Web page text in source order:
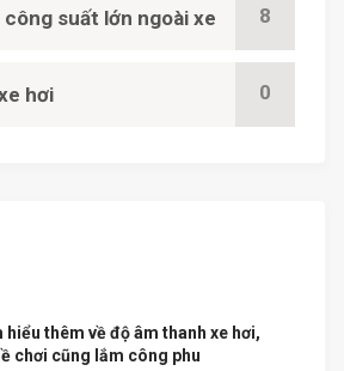
suất lớn ngoài xe 8
hơi 0
hiểu thêm về độ âm thanh xe hơi,
chơi cũng lắm công phu